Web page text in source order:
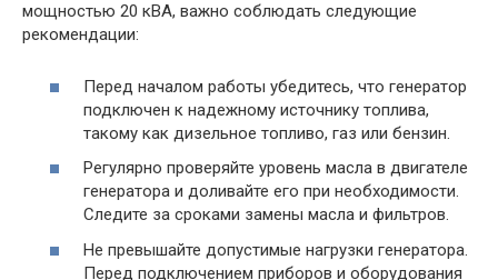
мощностью 20 кВА, важно соблюдать следующие
рекомендации:
Перед началом работы убедитесь, что генератор
подключен к надежному источнику топлива,
такому как дизельное топливо, газ или бензин.
Регулярно проверяйте уровень масла в двигателе
генератора и доливайте его при необходимости.
Следите за сроками замены масла и фильтров.
Не превышайте допустимые нагрузки генератора.
Перед подключением приборов и оборудования